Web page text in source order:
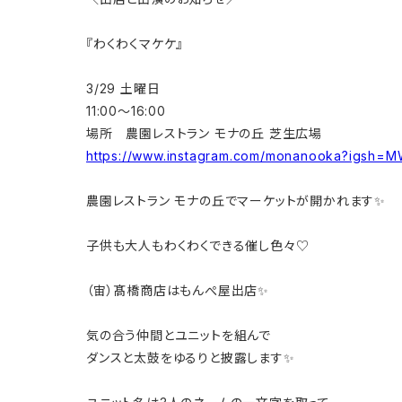
『わくわくマケケ』
3/29 土曜日
11:00〜16:00
場所 農園レストラン モナの丘 芝生広場
https://www.instagram.com/
農園レストラン モナの丘でマーケットが開かれます✨
子供も大人もわくわくできる催し色々♡
（宙）髙橋商店はもんぺ屋出店✨
気の合う仲間とユニットを組んで
ダンスと太鼓をゆるりと披露します✨